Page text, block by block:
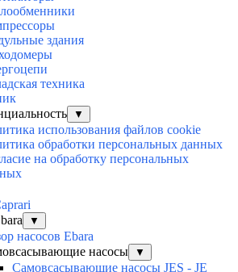
здания
техника
▼
использования файлов cookie
обработки персональных данных
на обработку персональных
▼
насосов Ebara
насосы
▼
Самовсасывающие насосы JES - JE